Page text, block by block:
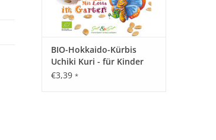
BIO-Hokkaido-Kürbis
Uchiki Kuri - für Kinder
€3,39 *